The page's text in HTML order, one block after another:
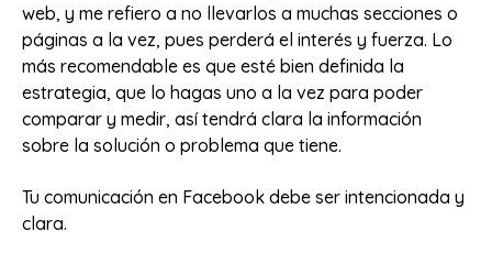
web, y me refiero a no llevarlos a muchas secciones o
páginas a la vez, pues perderá el interés y fuerza. Lo
más recomendable es que esté bien definida la
estrategia, que lo hagas uno a la vez para poder
comparar y medir, así tendrá clara la información
sobre la solución o problema que tiene.
Tu comunicación en Facebook debe ser intencionada y
clara.